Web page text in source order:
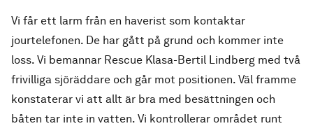
Vi får ett larm från en haverist som kontaktar
jourtelefonen. De har gått på grund och kommer inte
loss. Vi bemannar Rescue Klasa-Bertil Lindberg med två
frivilliga sjöräddare och går mot positionen. Väl framme
konstaterar vi att allt är bra med besättningen och
båten tar inte in vatten. Vi kontrollerar området runt